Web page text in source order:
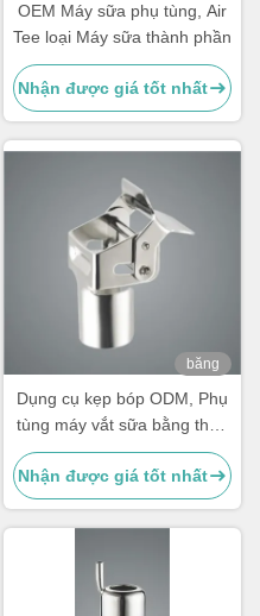
OEM Máy sữa phụ tùng, Air
Tee loại Máy sữa thành phần
Nhận được giá tốt nhất
băng
Dụng cụ kẹp bóp ODM, Phụ
tùng máy vắt sữa bằng thép
không gỉ cho bò
Nhận được giá tốt nhất